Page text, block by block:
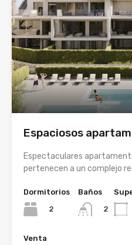
Espaciosos
Espectaculares
pertenecen a un complejo
Dormitorios
2
Baños
2
Venta